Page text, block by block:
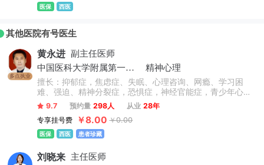
医保 西医
其他医院有号医生
多点执业
黄永进 副主任医师
中国医科大学附属第一医院
精神心理
擅长：抑郁症，焦虑症、失眠、心理咨询、网瘾、学习困
难、强迫、精神分裂症，恐惧症，神经官能症，青少年心
理，多动症，抽动症，厌学叛逆，情感障碍，幻听，疑病
症，躯体症状障碍，头晕头痛，植物神经紊乱，成瘾心理，
厌食症等，尤其擅长运用药物治疗和物理综合个性治疗，效
果显著。
9.7 预约量 298人 从业 28年
专享挂号费
￥8.00 ￥0.00
医保 西医 患者珍藏
刘晓来 主任医师